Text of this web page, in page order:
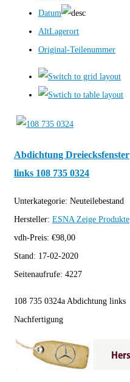
Datum
AltLagerort
Original-Teilenummer
Abdichtung Dreiecksfenster
links 108 735 0324
Unterkategorie: Neuteilebestand
Hersteller: ESNA Zeige Produkte
vdh-Preis: €98,00
Stand: 17-02-2020
Seitenaufrufe: 4227
108 735 0324a Abdichtung links
Nachfertigung